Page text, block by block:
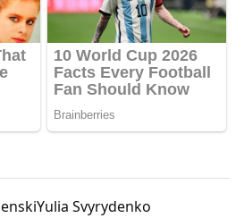
Yulia Svyrydenko